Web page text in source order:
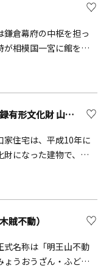
ち着いた空間でゆった
るため、観光やショッ
りにも最適です。港
鎌倉幕府の中枢を担っ
が相模国一宮に館を持
雨岳文庫（登録有形文化財 山口家住宅）
家住宅は、平成10年に
財になった建物で、幕
用されました。二階は
造された関係で、数寄
建具に施されていま
は代官所跡で、間部氏
と）用人格（ようにん
賊不動）
式名称は「明王山不動
ょうおうざん・ふどう